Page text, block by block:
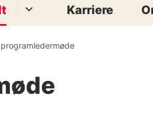
Karriere
programledermøde